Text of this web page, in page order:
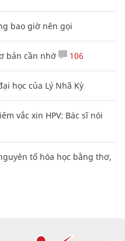
bao giờ nên gọi
bản cần nhớ 106
học của Lý Nhã Kỳ
vắc xin HPV: Bác sĩ nói
tố hóa học bằng thơ,